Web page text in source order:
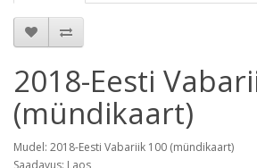
2018-Eesti
(mündikaart)
Mudel: 2018-Eesti Vabariik 100 (mündikaart)
Saadavus: Laos